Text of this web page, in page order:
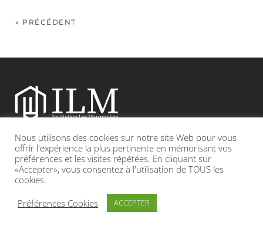
« PRÉCÉDENT
Etablissement catholique sous contrat d’association avec l’Etat
Adresse : 19, Grande rue 69420 CONDRIEU
INFOS LÉGALES POLITIQUE DE CONFIDENTIALITÉ
Nous utilisons des cookies sur notre site Web pour vous
offrir l'expérience la plus pertinente en mémorisant vos
préférences et les visites répétées. En cliquant sur
«Accepter», vous consentez à l'utilisation de TOUS les
cookies.
Préférences Cookies
ACCEPTER